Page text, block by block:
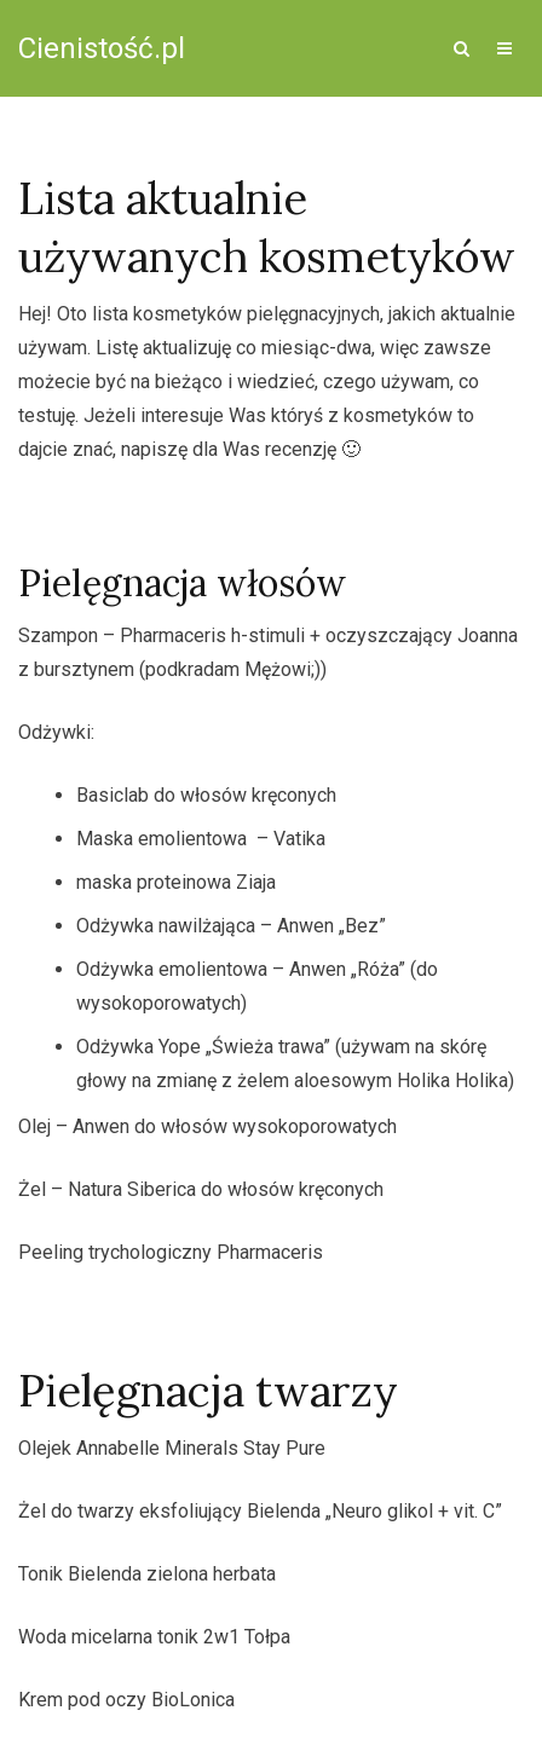
Cienistość.pl
Lista aktualnie
używanych kosmetyków
Hej! Oto lista kosmetyków pielęgnacyjnych, jakich aktualnie
używam. Listę aktualizuję co miesiąc-dwa, więc zawsze
możecie być na bieżąco i wiedzieć, czego używam, co
testuję. Jeżeli interesuje Was któryś z kosmetyków to
dajcie znać, napiszę dla Was recenzję 🙂
Pielęgnacja włosów
Szampon – Pharmaceris h-stimuli + oczyszczający Joanna
z bursztynem (podkradam Mężowi;))
Odżywki:
Basiclab do włosów kręconych
Maska emolientowa – Vatika
maska proteinowa Ziaja
Odżywka nawilżająca – Anwen „Bez”
Odżywka emolientowa – Anwen „Róża” (do
wysokoporowatych)
Odżywka Yope „Świeża trawa” (używam na skórę
głowy na zmianę z żelem aloesowym Holika Holika)
Olej – Anwen do włosów wysokoporowatych
Żel – Natura Siberica do włosów kręconych
Peeling trychologiczny Pharmaceris
Pielęgnacja twarzy
Olejek Annabelle Minerals Stay Pure
Żel do twarzy eksfoliujący Bielenda „Neuro glikol + vit. C”
Tonik Bielenda zielona herbata
Woda micelarna tonik 2w1 Tołpa
Krem pod oczy BioLonica